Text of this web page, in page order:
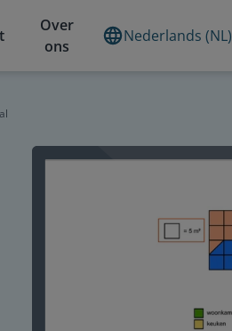
Over
ons
Nederlands (NL)